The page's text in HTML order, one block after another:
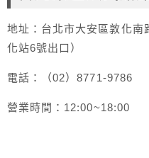
地址：台北市大安區敦化南
化站6號出口）
電話：（02）8771-9786
營業時間：12:00~18:00